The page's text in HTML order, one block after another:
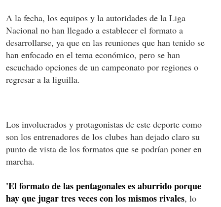
A la fecha, los equipos y la autoridades de la Liga
Nacional no han llegado a establecer el formato a
desarrollarse, ya que en las reuniones que han tenido se
han enfocado en el tema económico, pero se han
escuchado opciones de un campeonato por regiones o
regresar a la liguilla.
Los involucrados y protagonistas de este deporte como
son los entrenadores de los clubes han dejado claro su
punto de vista de los formatos que se podrían poner en
marcha.
'El formato de las pentagonales es aburrido porque
hay que jugar tres veces con los mismos rivales, lo